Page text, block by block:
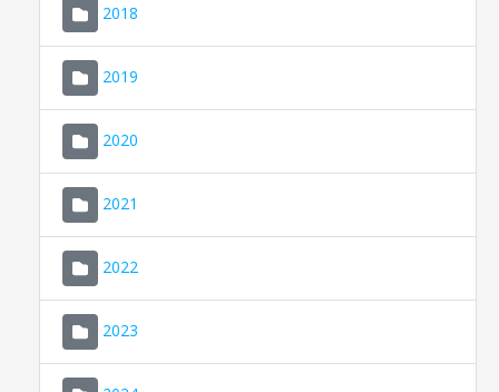
2018
2019
2020
2021
2022
2023